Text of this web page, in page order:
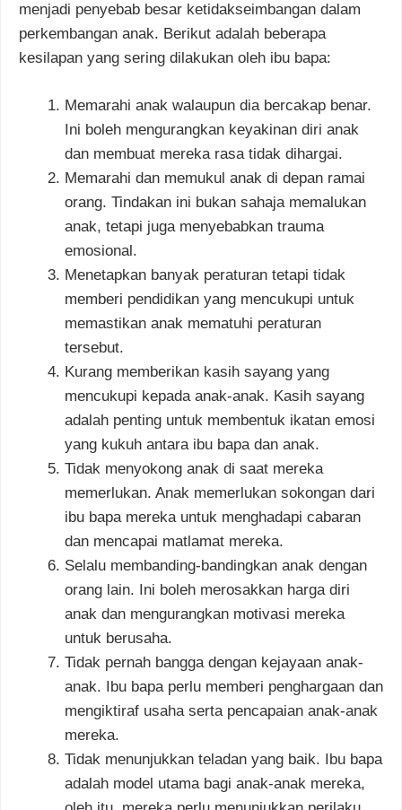
menjadi penyebab besar ketidakseimbangan dalam
perkembangan anak. Berikut adalah beberapa
kesilapan yang sering dilakukan oleh ibu bapa:
Memarahi anak walaupun dia bercakap benar.
Ini boleh mengurangkan keyakinan diri anak
dan membuat mereka rasa tidak dihargai.
Memarahi dan memukul anak di depan ramai
orang. Tindakan ini bukan sahaja memalukan
anak, tetapi juga menyebabkan trauma
emosional.
Menetapkan banyak peraturan tetapi tidak
memberi pendidikan yang mencukupi untuk
memastikan anak mematuhi peraturan
tersebut.
Kurang memberikan kasih sayang yang
mencukupi kepada anak-anak. Kasih sayang
adalah penting untuk membentuk ikatan emosi
yang kukuh antara ibu bapa dan anak.
Tidak menyokong anak di saat mereka
memerlukan. Anak memerlukan sokongan dari
ibu bapa mereka untuk menghadapi cabaran
dan mencapai matlamat mereka.
Selalu membanding-bandingkan anak dengan
orang lain. Ini boleh merosakkan harga diri
anak dan mengurangkan motivasi mereka
untuk berusaha.
Tidak pernah bangga dengan kejayaan anak-
anak. Ibu bapa perlu memberi penghargaan dan
mengiktiraf usaha serta pencapaian anak-anak
mereka.
Tidak menunjukkan teladan yang baik. Ibu bapa
adalah model utama bagi anak-anak mereka,